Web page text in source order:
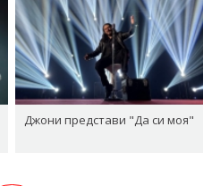
Джони представи "Да си моя"